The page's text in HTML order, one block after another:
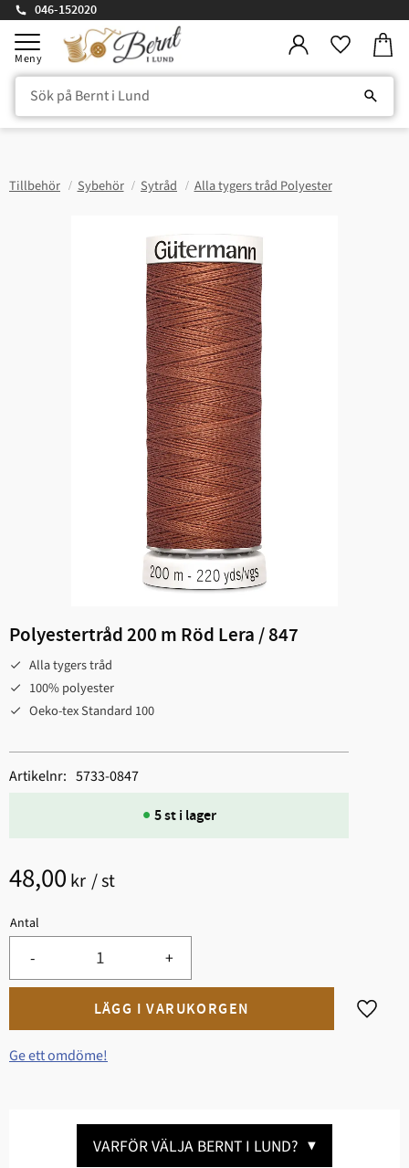
Meny
046-152020
Tillbehör Sybehör Sytråd Alla tygers tråd Polyester
Polyestertråd 200 m Röd Lera / 847
Alla tygers tråd
100% polyester
Oeko-tex Standard 100
48,00 kr /st
Antal
+
-
Lägg
5 st i lager
Artikelnr 5733-0847
Ge ett omdöme!
VARFÖR VÄLJA BERNT I LUND? ▼